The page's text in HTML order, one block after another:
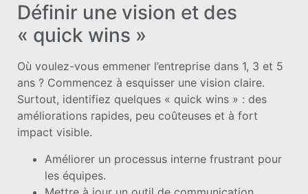
Définir une vision et des
« quick wins »
Où voulez-vous emmener l’entreprise dans 1, 3 et 5
ans ? Commencez à esquisser une vision claire.
Surtout, identifiez quelques « quick wins » : des
améliorations rapides, peu coûteuses et à fort
impact visible.
Améliorer un processus interne frustrant pour
les équipes.